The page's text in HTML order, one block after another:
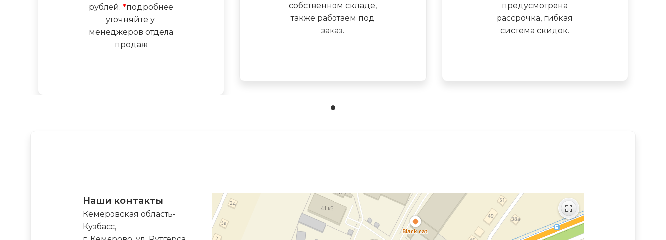
рублей.*подробнее
уточняйте у
менеджеров отдела
продаж
собственном складе,
также работаем под
заказ.
предусмотрена
рассрочка, гибкая
система скидок.
Наши контакты
Кемеровская область-
Кузбасс,